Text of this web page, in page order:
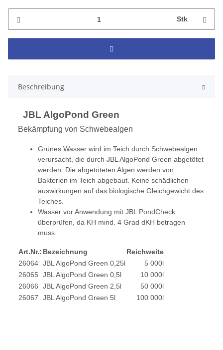
Stk
Beschreibung
JBL AlgoPond Green
Bekämpfung von Schwebealgen
Grünes Wasser wird im Teich durch Schwebealgen
verursacht, die durch JBL AlgoPond Green abgetötet
werden. Die abgetöteten Algen werden von
Bakterien im Teich abgebaut. Keine schädlichen
auswirkungen auf das biologische Gleichgewicht des
Teiches.
Wasser vor Anwendung mit JBL PondCheck
überprüfen, da KH mind. 4 Grad dKH betragen
muss.
Art.Nr.: Bezeichnung
Reichweite
26064 JBL AlgoPond Green 0,25l
5 000l
26065
JBL AlgoPond Green 0,5l
10 000l
26066
JBL AlgoPond Green 2,5l
50 000l
26067
JBL AlgoPond Green 5l 100 000l